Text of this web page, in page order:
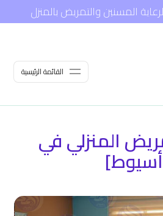
المسنين والتمريض بالمنزل
القائمة الرئيسية
المنزلي في